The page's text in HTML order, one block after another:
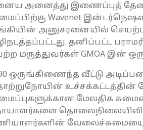
அனைத்து இணைப்புத்
Wavenet
அனுசரனையில்
தனிப்பட்ட
மருத்துவர்கள் GMOA இன்
ஒருங்கிணைந்த வீட்டு
உச்சக்கட்டத்தின்
மேலதிக
வேலைச்சுமையைக்